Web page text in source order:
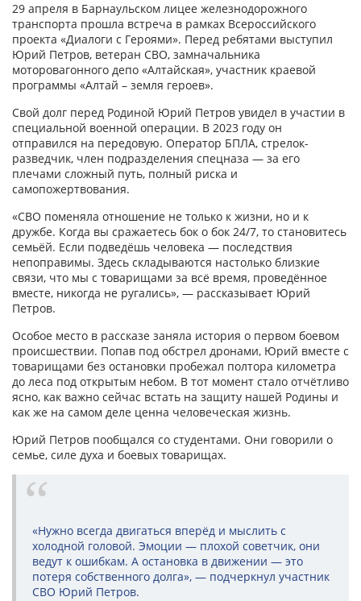
29 апреля в Барнаульском лицее железнодорожного
транспорта прошла встреча в рамках Всероссийского
проекта «Диалоги с Героями». Перед ребятами выступил
Юрий Петров, ветеран СВО, замначальника
моторовагонного депо «Алтайская», участник краевой
программы «Алтай – земля героев».
Свой долг перед Родиной Юрий Петров увидел в участии в
специальной военной операции. В 2023 году он
отправился на передовую. Оператор БПЛА, стрелок-
разведчик, член подразделения спецназа — за его
плечами сложный путь, полный риска и
самопожертвования.
«СВО поменяла отношение не только к жизни, но и к
дружбе. Когда вы сражаетесь бок о бок 24/7, то становитесь
семьёй. Если подведёшь человека — последствия
непоправимы. Здесь складываются настолько близкие
связи, что мы с товарищами за всё время, проведённое
вместе, никогда не ругались», — рассказывает Юрий
Петров.
Особое место в рассказе заняла история о первом боевом
происшествии. Попав под обстрел дронами, Юрий вместе с
товарищами без остановки пробежал полтора километра
до леса под открытым небом. В тот момент стало отчётливо
ясно, как важно сейчас встать на защиту нашей Родины и
как же на самом деле ценна человеческая жизнь.
Юрий Петров пообщался со студентами. Они говорили о
семье, силе духа и боевых товарищах.
«Нужно всегда двигаться вперёд и мыслить с
холодной головой. Эмоции — плохой советчик, они
ведут к ошибкам. А остановка в движении — это
потеря собственного долга», — подчеркнул участник
СВО Юрий Петров.